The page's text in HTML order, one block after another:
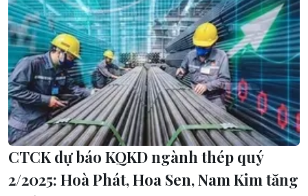
CTCK dự báo KQKD ngành thép quý
2/2025: Hoà Phát, Hoa Sen, Nam Kim tăng